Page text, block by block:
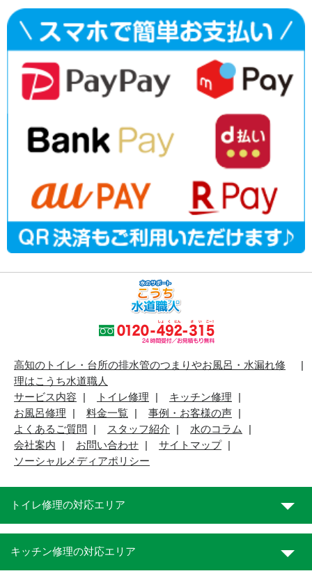
高知のトイレ・台所の排水管のつまりやお風呂・水漏れ修
理はこうち水道職人
サービス内容
トイレ修理
キッチン修理
お風呂修理
料金一覧
事例・お客様の声
よくあるご質問
スタッフ紹介
水のコラム
会社案内
お問い合わせ
サイトマップ
ソーシャルメディアポリシー
トイレ修理の対応エリア
キッチン修理の対応エリア